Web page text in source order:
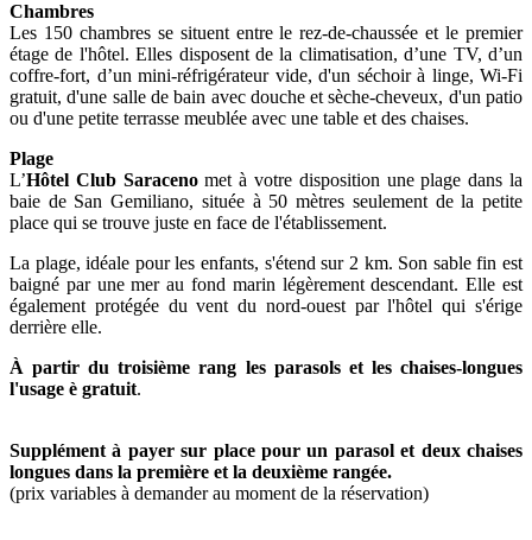
Chambres
Les 150 chambres se situent entre le rez-de-chaussée et le premier
étage de l'hôtel. Elles disposent de la climatisation, d’une TV, d’un
coffre-fort, d’un mini-réfrigérateur vide, d'un séchoir à linge, Wi-Fi
gratuit, d'une salle de bain avec douche et sèche-cheveux, d'un patio
ou d'une petite terrasse meublée avec une table et des chaises.
Plage
L’Hôtel Club Saracenomet à votre disposition une plage dans la
baie de San Gemiliano, située à 50 mètres seulement de la petite
place qui se trouve juste en face de l'établissement.
La plage, idéale pour les enfants, s'étend sur 2 km. Son sable fin est
baigné par une mer au fond marin légèrement descendant. Elle est
également protégée du vent du nord-ouest par l'hôtel qui s'érige
derrière elle.
À partir du troisième rang les parasols et les chaises-longues
l'usage è gratuit.
Supplément à payer sur place pour un parasol et deux chaises
longues dans la première et la deuxième rangée.
(prix variables à demander au moment de la réservation)